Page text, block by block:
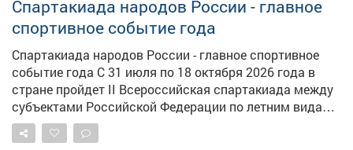
и для всей страны. В карточках расскажем об истории
тяжелой атлетики, ее особенностях и выдающихся
кузбасских спортсменах.
Спартакиада народов России - главное
спортивное событие года
Спартакиада народов России - главное спортивное
событие года С 31 июля по 18 октября 2026 года в
стране пройдет II Всероссийская спартакиада между
субъектами Российской Федерации по летним видам
спорта - масштабные соревнования, которые
объединят сильнейших спортсменов со всей России.